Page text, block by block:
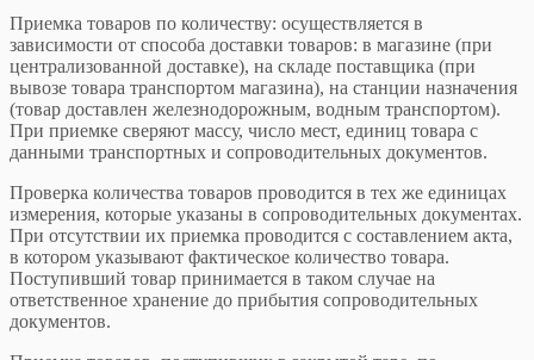
Приемка товаров по количеству: осуществляется в
зависимости от способа доставки товаров: в магазине (при
централизованной доставке), на складе поставщика (при
вывозе товара транспортом магазина), на станции назначения
(товар доставлен железнодорожным, водным транспортом).
При приемке сверяют массу, число мест, единиц товара с
данными транспортных и сопроводительных документов.
Проверка количества товаров проводится в тех же единицах
измерения, которые указаны в сопроводительных документах.
При отсутствии их приемка проводится с составлением акта,
в котором указывают фактическое количество товара.
Поступивший товар принимается в таком случае на
ответственное хранение до прибытия сопроводительных
документов.